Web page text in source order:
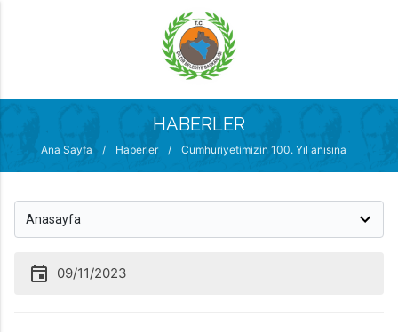
HABERLER
Ana Sayfa / Haberler / Cumhuriyetimizin 100. Yıl anısına
09/11/2023